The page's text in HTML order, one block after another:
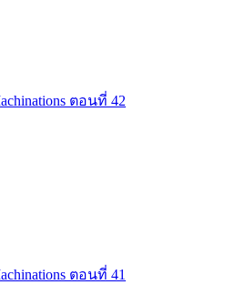
ตอนที่ 42
ตอนที่ 41